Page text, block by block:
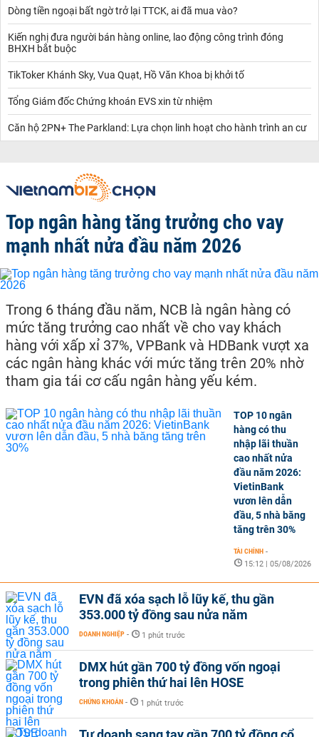
Dòng tiền ngoại bất ngờ trở lại TTCK, ai đã mua vào?
Kiến nghị đưa người bán hàng online, lao động công trình đóng
BHXH bắt buộc
TikToker Khánh Sky, Vua Quạt, Hồ Văn Khoa bị khởi tố
Tổng Giám đốc Chứng khoán EVS xin từ nhiệm
Căn hộ 2PN+ The Parkland: Lựa chọn linh hoạt cho hành trình an cư
Top ngân hàng tăng trưởng cho vay
mạnh nhất nửa đầu năm 2026
Trong 6 tháng đầu năm, NCB là ngân hàng có
mức tăng trưởng cao nhất về cho vay khách
hàng với xấp xỉ 37%, VPBank và HDBank vượt xa
các ngân hàng khác với mức tăng trên 20% nhờ
tham gia tái cơ cấu ngân hàng yếu kém.
TOP 10 ngân
hàng có thu
nhập lãi thuần
cao nhất nửa
đầu năm 2026:
VietinBank
vươn lên dẫn
đầu, 5 nhà băng
tăng trên 30%
TÀI CHÍNH -
15:12 | 05/08/2026
EVN đã xóa sạch lỗ lũy kế, thu gần
353.000 tỷ đồng sau nửa năm
DOANH NGHIỆP - 1 phút trước
DMX hút gần 700 tỷ đồng vốn ngoại
trong phiên thứ hai lên HOSE
CHỨNG KHOÁN - 1 phút trước